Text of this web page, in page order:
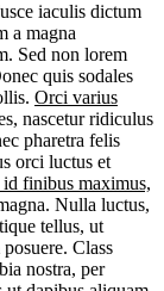
iaculis dictum
a magna
Sed non lorem
quis sodales
Orci varius
nascetur ridiculus
pharetra felis
orci luctus et
finibus maximus,
Nulla luctus,
tellus, ut
Class
nostra, per